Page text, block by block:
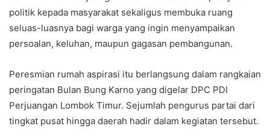
politik kepada masyarakat sekaligus membuka ruang
seluas-luasnya bagi warga yang ingin menyampaikan
persoalan, keluhan, maupun gagasan pembangunan.
Peresmian rumah aspirasi itu berlangsung dalam rangkaian
peringatan Bulan Bung Karno yang digelar DPC PDI
Perjuangan Lombok Timur. Sejumlah pengurus partai dari
tingkat pusat hingga daerah hadir dalam kegiatan tersebut.